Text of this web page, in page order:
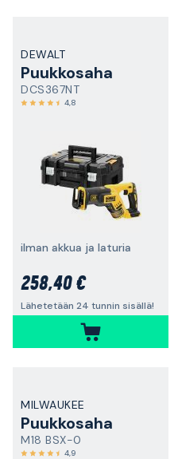
DEWALT
Puukkosaha
DCS367NT
4,8
ilman akkua ja laturia
258,40 €
Lähetetään 24 tunnin sisällä!
MILWAUKEE
Puukkosaha
M18 BSX-0
4,9